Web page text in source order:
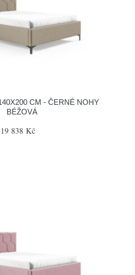
CM - ČERNÉ NOHY
BÉŽOVÁ
19 838 Kč